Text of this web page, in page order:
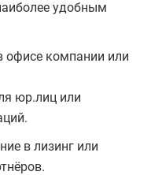
удобным
офисе компании или
юр.лиц или
в лизинг или